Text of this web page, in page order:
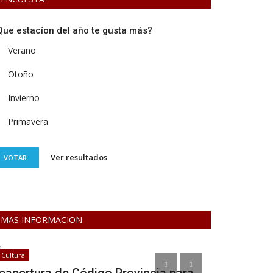
estacíon del año te gusta más?
Verano
Otoño
Invierno
Primavera
VOTAR Ver resultados
MAS INFORMACION
Cultura